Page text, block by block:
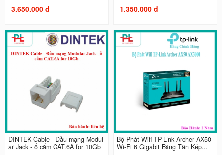
3.650.000 đ 1.350.000 đ
DINTEK Cable - Đầu mạng Modul
ar Jack - ổ cắm CAT.6A for 10Gb
Bộ Phát Wifi TP-Link Archer AX50
Wi-Fi 6 Gigabit Băng Tần Kép...